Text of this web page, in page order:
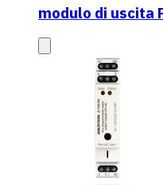
modulo di uscita